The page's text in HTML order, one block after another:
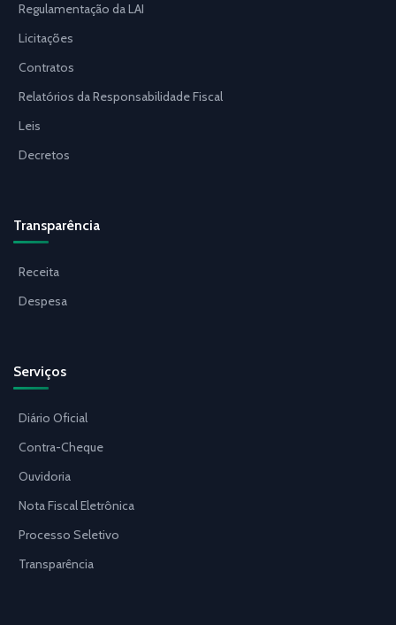
Regulamentação da LAI
Licitações
Contratos
Relatórios da Responsabilidade Fiscal
Leis
Decretos
Transparência
Receita
Despesa
Serviços
Diário Oficial
Contra-Cheque
Ouvidoria
Nota Fiscal Eletrônica
Processo Seletivo
Transparência